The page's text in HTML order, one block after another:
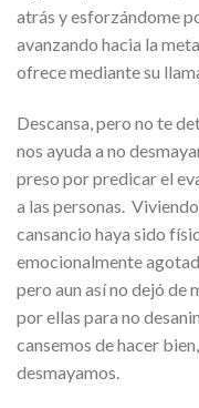
atrás y esforzándome
avanzando hacia la
ofrece mediante su
Descansa, pero no te
nos ayuda a no
preso por predicar el
a las personas.
cansancio haya sido
emocionalmente
pero aun así no dejó de
por ellas para no
cansemos de hacer
desmayamos.